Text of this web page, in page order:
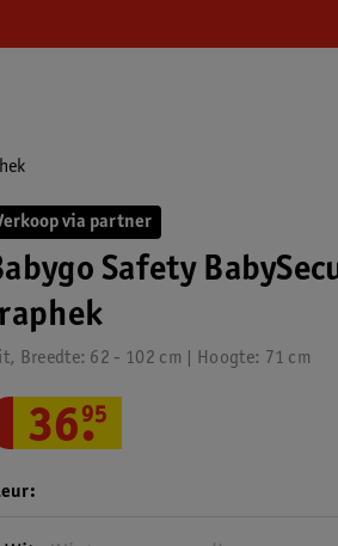
via partner
Safety
Breedte: 62 - 102 cm | Hoogte: 71 cm
36.
95